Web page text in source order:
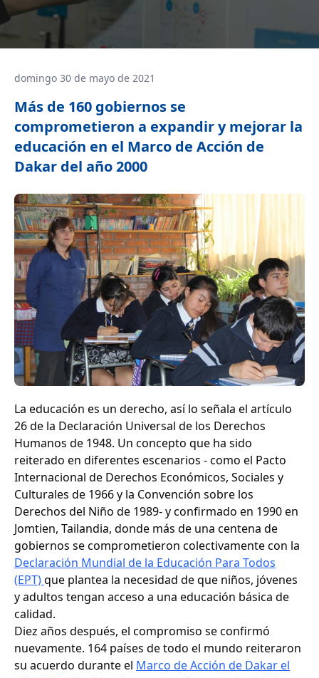
domingo 30 de mayo de 2021
Más de 160 gobiernos se
comprometieron a expandir y mejorar la
educación en el Marco de Acción de
Dakar del año 2000
La educación es un derecho, así lo señala el artículo
26 de la Declaración Universal de los Derechos
Humanos de 1948. Un concepto que ha sido
reiterado en diferentes escenarios - como el Pacto
Internacional de Derechos Económicos, Sociales y
Culturales de 1966 y la Convención sobre los
Derechos del Niño de 1989- y confirmado en 1990 en
Jomtien, Tailandia, donde más de una centena de
gobiernos se comprometieron colectivamente con la
Declaración Mundial de la Educación Para Todos
(EPT)que plantea la necesidad de que niños, jóvenes
y adultos tengan acceso a una educación básica de
calidad.
Diez años después, el compromiso se confirmó
nuevamente. 164 países de todo el mundo reiteraron
su acuerdo durante el Marco de Acción de Dakar el